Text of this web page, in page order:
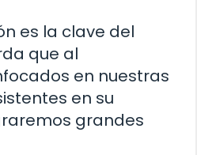
es la clave del
que al
en nuestras
en su
grandes